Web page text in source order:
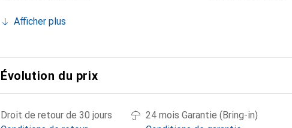
Afficher plus
Évolution du prix
Droit de retour de 30 jours
24 mois Garantie (Bring-in)